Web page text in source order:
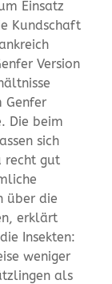
Einsatz
Kundschaft
Version
Genfer
Die beim
sich
recht gut
über die
erklärt
Insekten:
weniger
als